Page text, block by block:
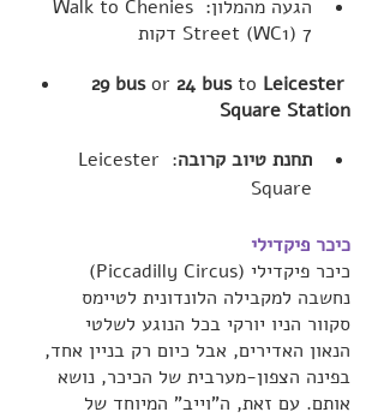
הגעה מהמלון: Walk to Chenies
Street (WC1) 7 דקות
29 bus or 24 bus to Leicester
Square Station
תחנת טיוב קרובה
: Leicester
Square
כיכר פיקדילי
כיכר פיקדילי (Piccadilly Circus)
נחשבה למקבילה הלונדונית לטיימס
סקוור הניו יורקי בכל הנוגע לשלטי
הנאון האדירים, אבל כיום רק בניין אחד,
בפינה הצפון-מערבית של הכיכר, נושא
אותם. עם זאת, ה"וייב" המיוחד של